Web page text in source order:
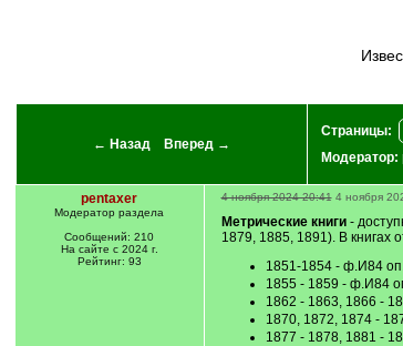
← Назад Вперед →
Страницы:
Модератор:
pentaxer
Модератор раздела
Сообщений: 210
На сайте с 2024 г.
Рейтинг: 93
4 ноября 2024 20:41 4 ноября
Метрические книги-
1879, 1885, 1891). В книгах
1851-1854 - ф.И84
1855 - 1859 - ф.И84
1862 - 1863, 1866 -
1870, 1872, 1874 -
1877 - 1878, 1881 -